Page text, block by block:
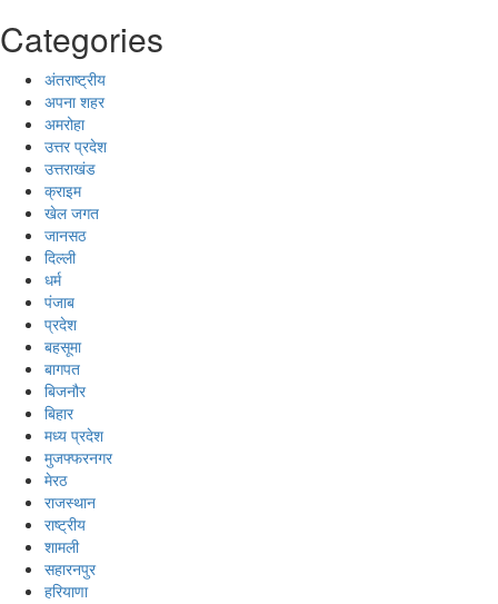
Categories
अंतराष्ट्रीय
अपना शहर
अमरोहा
उत्तर प्रदेश
उत्तराखंड
क्राइम
खेल जगत
जानसठ
दिल्ली
धर्म
पंजाब
प्रदेश
बहसूमा
बागपत
बिजनौर
बिहार
मध्य प्रदेश
मुजफ्फरनगर
मेरठ
राजस्थान
राष्ट्रीय
शामली
सहारनपुर
हरियाणा